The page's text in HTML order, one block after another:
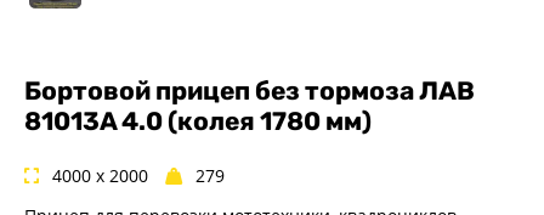
спецтехники
Прицепы для снегоходов
катеров с жестким корпусом
Бортовой прицеп без тормоза ЛАВ
81013A 4.0 (колея 1780 мм)
4000 x 2000
279